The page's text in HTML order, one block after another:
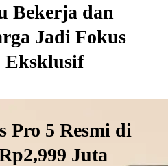
Bekerja dan
Jadi Fokus
Eksklusif
Pro 5 Resmi di
Juta